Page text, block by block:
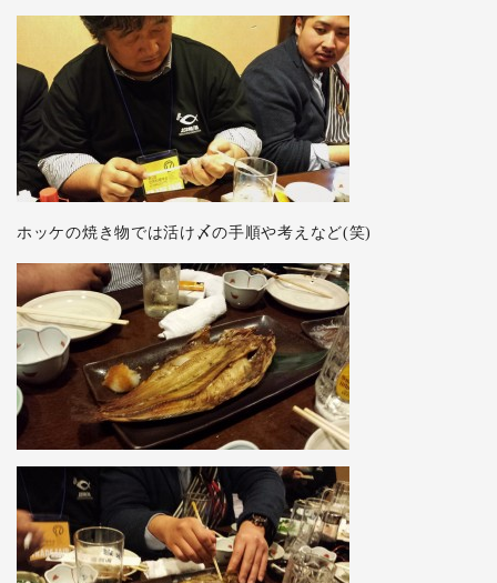
ホッケの焼き物では活け〆の手順や考えなど(笑)